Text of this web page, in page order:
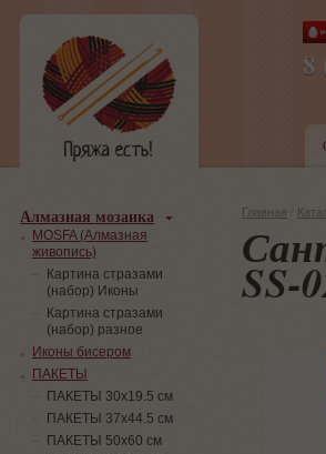
Главная
SS-
Алмазная мозаика
MOSFA (Алмазная
живопись)
Картина стразами
(набор) Иконы
Картина стразами
(набор) разное
Иконы бисером
ПАКЕТЫ
ПАКЕТЫ 30х19.5 см
ПАКЕТЫ 37х44.5 см
ПАКЕТЫ 50х60 см